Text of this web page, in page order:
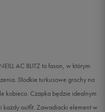
AC BLITZ to fason, w którym
Słodkie turkusowe grochy na
kobieco. Czapka będzie idealnym
każdy outfit. Zawadiacki element w